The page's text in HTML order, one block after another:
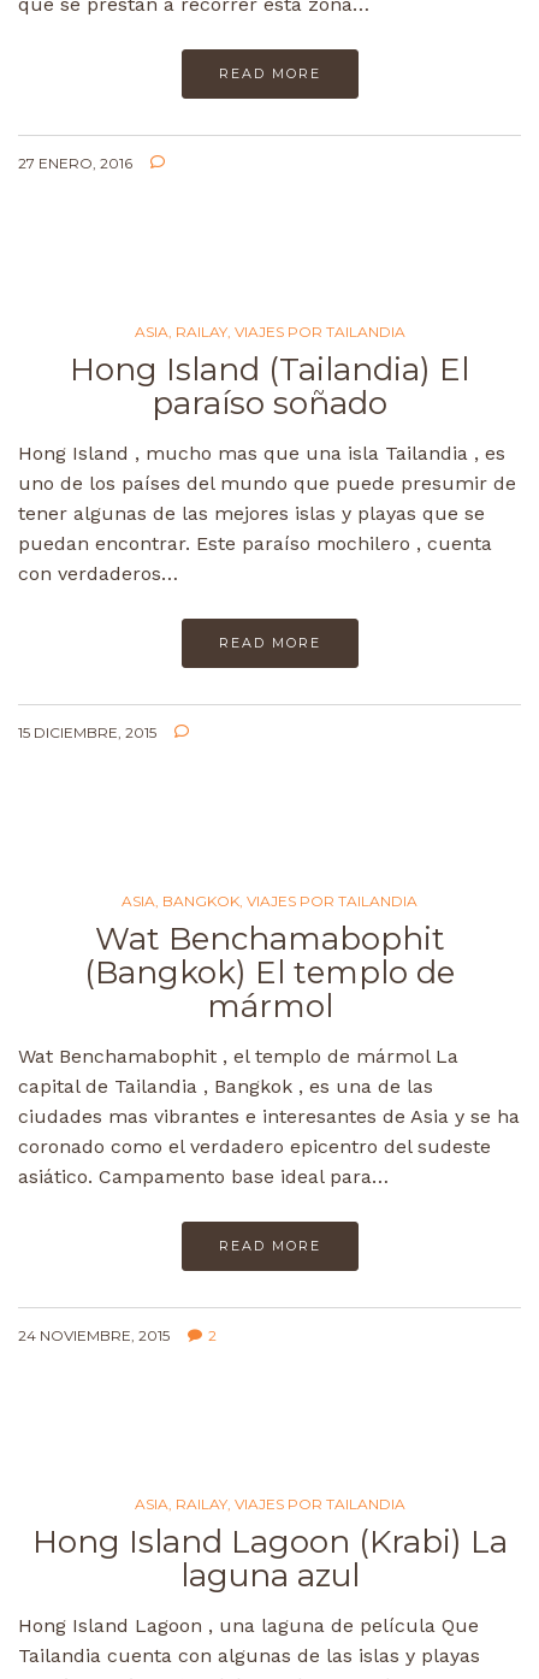
READ MORE
27 ENERO, 2016
ASIA, RAILAY, VIAJES POR TAILANDIA
Hong Island (Tailandia) El
paraíso soñado
Hong Island , mucho mas que una isla Tailandia , es
uno de los países del mundo que puede presumir de
tener algunas de las mejores islas y playas que se
puedan encontrar. Este paraíso mochilero , cuenta
con verdaderos…
READ MORE
15 DICIEMBRE, 2015
ASIA, BANGKOK, VIAJES POR TAILANDIA
Wat Benchamabophit
(Bangkok) El templo de
mármol
Wat Benchamabophit , el templo de mármol La
capital de Tailandia , Bangkok , es una de las
ciudades mas vibrantes e interesantes de Asia y se ha
coronado como el verdadero epicentro del sudeste
asiático. Campamento base ideal para…
READ MORE
24 NOVIEMBRE, 2015 2
ASIA, RAILAY, VIAJES POR TAILANDIA
Hong Island Lagoon (Krabi) La
laguna azul
Hong Island Lagoon , una laguna de película Que
Tailandia cuenta con algunas de las islas y playas